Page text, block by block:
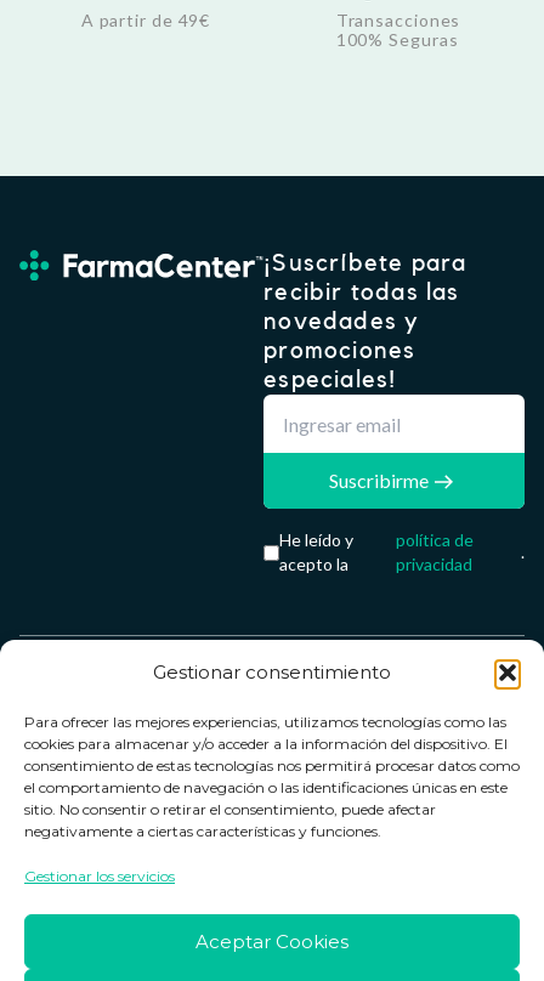
Gestionar consentimiento
Para ofrecer las mejores experiencias, utilizamos tecnologías como las
cookies para almacenar y/o acceder a la información del dispositivo. El
consentimiento de estas tecnologías nos permitirá procesar datos como
el comportamiento de navegación o las identificaciones únicas en este
sitio. No consentir o retirar el consentimiento, puede afectar
negativamente a ciertas características y funciones.
Gestionar los servicios
Aceptar Cookies
A partir de 49€
Transacciones
100% Seguras
¡Suscríbete para
recibir todas las
novedades y
promociones
especiales!
Suscribirme
He leído y
acepto la
política de
privacidad
.
Contacto
Contacto
Política de
devoluciones
Horario de
Lun. a Vie.:
18:00h
Términos y
condiciones
Política de
privacidad
cookies
Farmacenter
digital, S.L
B24836249
info@farmacenter.es
de pago